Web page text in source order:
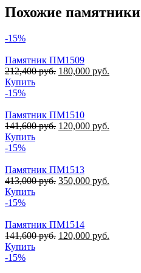
Похожие памятники
-15%
Памятник ПМ1509
212,400руб. 180,000 руб.
Купить
-15%
Памятник ПМ1510
141,600руб. 120,000 руб.
Купить
-15%
Памятник ПМ1513
413,000руб. 350,000 руб.
Купить
-15%
Памятник ПМ1514
141,600руб. 120,000 руб.
Купить
-15%